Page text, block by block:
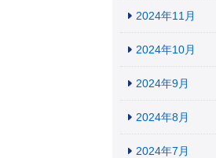
2024年11月
2024年10月
2024年9月
2024年8月
2024年7月